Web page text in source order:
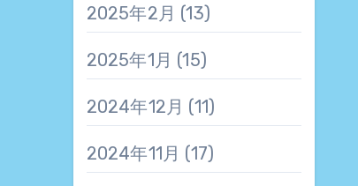
2025年2月 (13)
2025年1月 (15)
2024年12月 (11)
2024年11月 (17)